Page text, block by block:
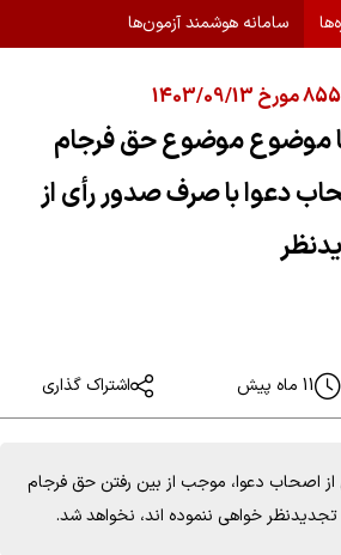
سامانه هوشمند آزمون‌ها
موضوع موضوع حق فرجام
دعوا با صرف صدور رأی از
11 ماه پیش اشتراک گذاری
اصحاب دعوا، موجب از بین رفتن حق فرجام
خواهی ننموده اند، نخواهد شد.